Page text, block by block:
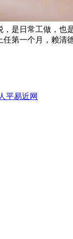
是日常工做，
第一个月，赖
平易近网